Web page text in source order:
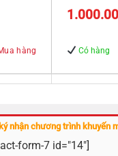
hàng
10/100/
Có hàng
nhận chương trình khuyến
form-7 id="14"]